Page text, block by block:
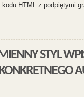
HTML z podpiętymi